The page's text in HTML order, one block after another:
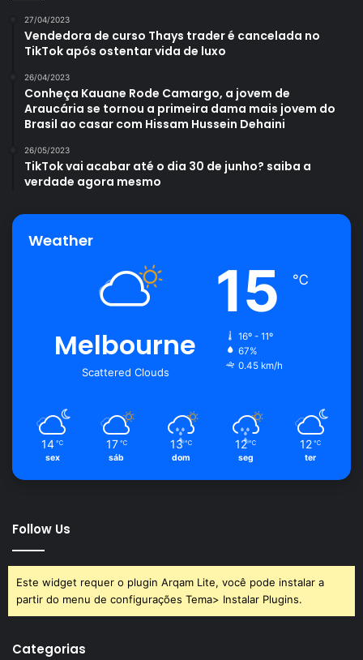
27/04/2023
Vendedora de curso Thays trader é cancelada no
TikTok após ostentar vida de luxo
26/04/2023
Conheça Kauane Rode Camargo, a jovem de
Araucária se tornou a primeira dama mais jovem do
Brasil ao casar com Hissam Hussein Dehaini
26/05/2023
TikTok vai acabar até o dia 30 de junho? saiba a
verdade agora mesmo
Weather
Melbourne
Scattered Clouds
15 ℃
16º - 11º
67%
0.45 km/h
14 ℃
sex
17 ℃
sáb
13 ℃
dom
12 ℃
seg
12 ℃
ter
Follow Us
Este widget requer o plugin Arqam Lite, você pode instalar a
partir do menu de configurações Tema> Instalar Plugins.
Categorias